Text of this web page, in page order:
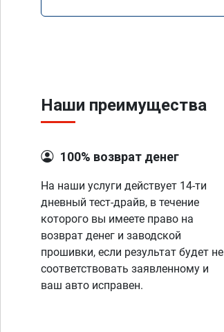
Наши преимущества
100% возврат денег
На наши услуги действует 14-ти
дневный тест-драйв, в течение
которого вы имеете право на
возврат денег и заводской
прошивки, если результат будет не
соответствовать заявленному и
ваш авто исправен.